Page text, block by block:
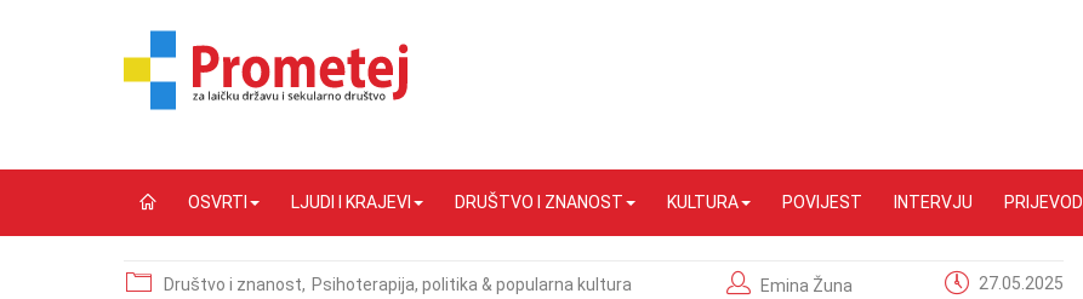
OSVRTI LJUDI I KRAJEVI DRUŠTVO I ZNANOST KULTURA POVIJEST INTERVJU PRIJEVODI
Društvo i znanost, Psihoterapija, politika & popularna kultura Emina Žuna 27.05.2025